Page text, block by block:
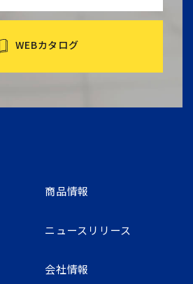
WEBカタログ
商品情報
ニュースリリース
会社情報